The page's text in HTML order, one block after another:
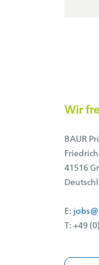
Wir
BAUR
41516
E:
T: +49